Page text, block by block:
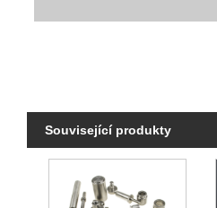
Související produkty